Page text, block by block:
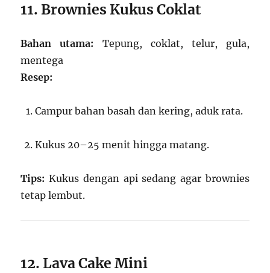
11. Brownies Kukus Coklat
Bahan utama: Tepung, coklat, telur, gula,
mentega
Resep:
Campur bahan basah dan kering, aduk rata.
Kukus 20–25 menit hingga matang.
Tips: Kukus dengan api sedang agar brownies
tetap lembut.
12. Lava Cake Mini